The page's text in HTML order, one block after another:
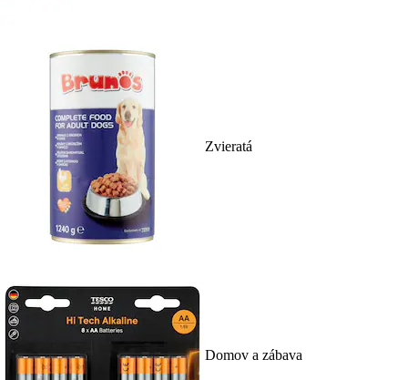
Zvieratá
Domov a zábava